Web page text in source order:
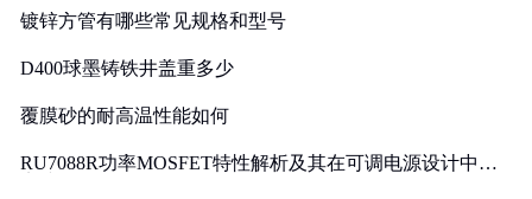
镀锌方管有哪些常见规格和型号
D400球墨铸铁井盖重多少
覆膜砂的耐高温性能如何
RU7088R功率MOSFET特性解析及其在可调电源设计中的